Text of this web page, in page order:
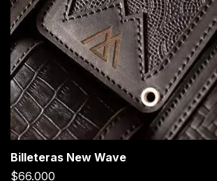
Billeteras New Wave
$66.000